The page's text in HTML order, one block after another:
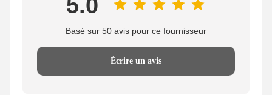
5.0
Basé sur 50 avis pour ce fournisseur
Écrire un avis